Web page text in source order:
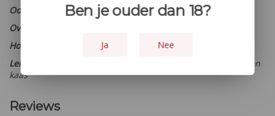
Oogstjaar:
2018
Overige:
Houtopvoeding:
8 maanden houtrijping in Frans eikenvaten
Lekker bij:
Romige visgerechten, kip, Aziatische gerechten en
kaas
Reviews
Ben je ouder dan 18?
Ja Nee